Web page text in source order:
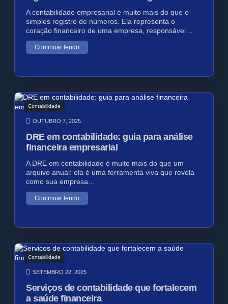
A contabilidade empresarial é muito mais do que o
simples registro de números. Ela representa o
coração financeiro de uma empresa, responsável…
Continuar lendo
Contabilidade
OUTUBRO 7, 2025
DRE em contabilidade: guia para análise
financeira empresarial
A DRE em contabilidade é muito mais do que um
arquivo anual: ela é uma ferramenta viva que revela
como sua empresa…
Continuar lendo
Contabilidade
SETEMBRO 22, 2025
Serviços de contabilidade que fortalecem
a saúde financeira